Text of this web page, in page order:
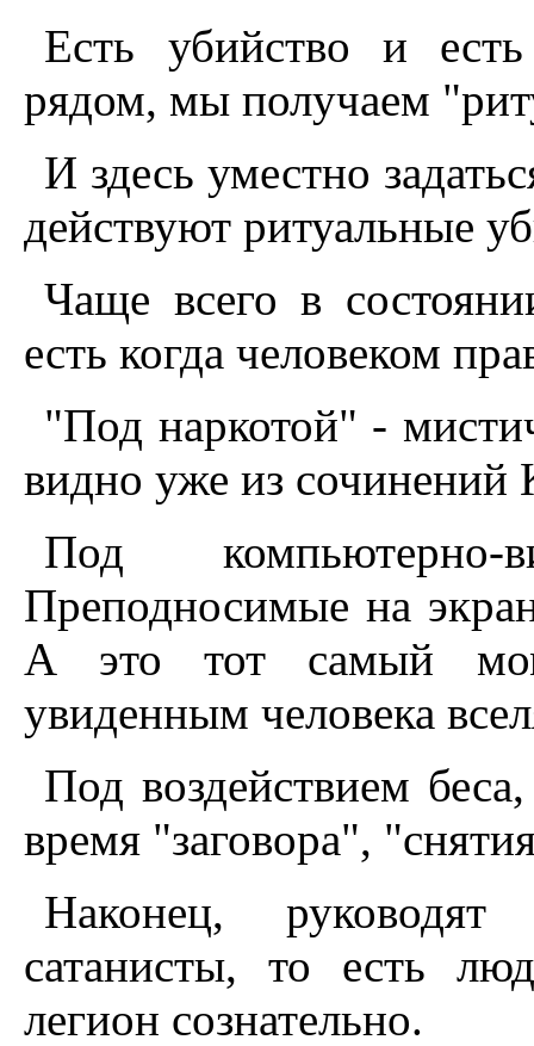
Есть убийство и
рядом, мы получаем
И здесь уместно
действуют ритуальные
Чаще всего в
есть когда человеком
"Под наркотой" -
видно уже из сочинений
Под компьютерно-
Преподносимые на
А это тот самый
увиденным человека
Под воздействием
время "заговора",
Наконец, руководят
сатанисты, то есть
легион сознательно.